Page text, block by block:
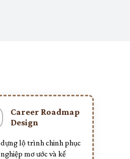
Career Roadmap
Design
dựng lộ trình chinh phục
mơ ước và kế